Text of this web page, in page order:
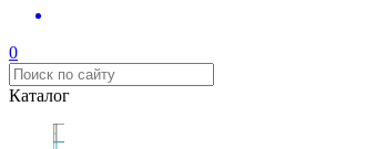
0
Каталог